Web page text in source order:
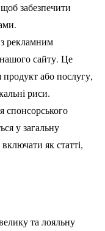
забезпечити
рекламним
сайту. Це
або послугу,
риси.
спонсорського
у загальну
як статті,
та лояльну